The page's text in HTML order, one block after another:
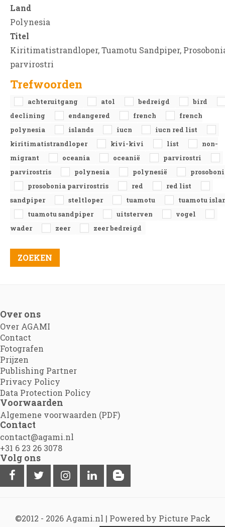
Land
Polynesia
Titel
Kiritimatistrandloper, Tuamotu Sandpiper,
parvirostri
Trefwoorden
achteruitgang atol bedreigd
bird
declining
endangered french
french
polynesia
islands iucn
iucn red list
kiritimatistrandloper
kivi-kivi list
non-
migrant
oceania oceanië
parvirostri
parvirostris
polynesia polynesië
prosobonia parvirostris
red
red list
sandpiper
steltloper tuamotu
tuamotu
tuamotu sandpiper
uitsterven
vogel
wader
zeer zeer bedreigd
Over ons
Over AGAMI
Contact
Fotografen
Prijzen
Publishing Partner
Privacy Policy
Data Protection Policy
Voorwaarden
Algemene voorwaarden (PDF)
Contact
contact@agami.nl
+31 6 23 26 3078
Volg ons
©2012 - 2026 Agami.nl | Powered by Picture Pack